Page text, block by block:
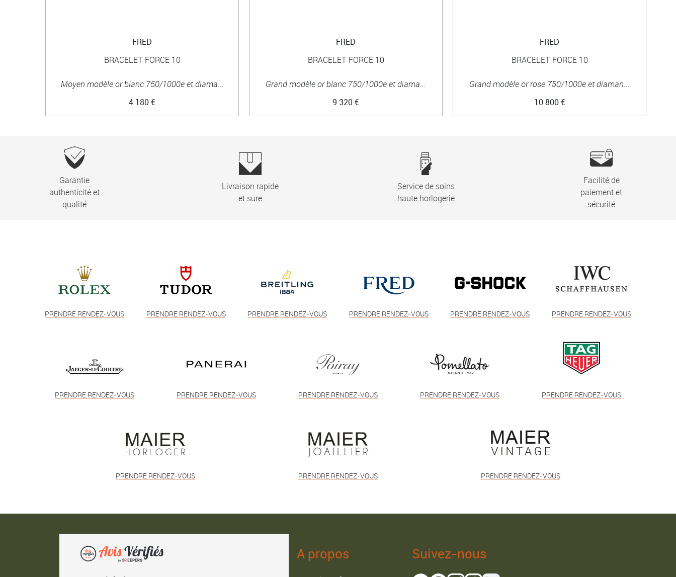
FRED
BRACELET FORCE 10
Moyen modèle or blanc 750/1000e et diama...
4 180 €
FRED
BRACELET FORCE 10
Grand modèle or blanc 750/1000e et diama...
9 320 €
FRED
BRACELET FORCE 10
Grand modèle or rose 750/1000e et diaman...
10 800 €
Garantie
authenticité et
qualité
Livraison rapide
et sûre
Service de soins
haute horlogerie
Facilité de
paiement et
sécurité
PRENDRE RENDEZ-VOUS PRENDRE RENDEZ-VOUS PRENDRE RENDEZ-VOUS PRENDRE RENDEZ-VOUS PRENDRE RENDEZ-VOUS PRENDRE RENDEZ-VOUS
PRENDRE RENDEZ-VOUS PRENDRE RENDEZ-VOUS PRENDRE RENDEZ-VOUS PRENDRE RENDEZ-VOUS PRENDRE RENDEZ-VOUS
PRENDRE RENDEZ-VOUS PRENDRE RENDEZ-VOUS PRENDRE RENDEZ-VOUS
A propos Suivez-nous